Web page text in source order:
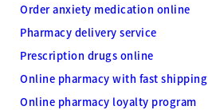
Order anxiety medication online
Pharmacy delivery service
Prescription drugs online
Online pharmacy with fast shipping
Online pharmacy loyalty program